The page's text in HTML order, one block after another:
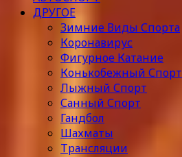
ДРУГОЕ
Зимние Виды Спорта
Коронавирус
Фигурное Катание
Конькобежный Спорт
Лыжный Спорт
Санный Спорт
Гандбол
Шахматы
Трансляции